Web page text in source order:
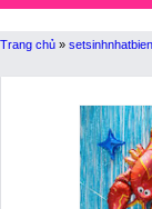
Trang chủ »